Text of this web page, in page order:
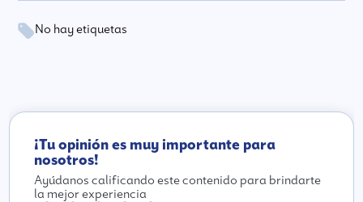
No hay etiquetas
¡Tu opinión es muy importante para
nosotros!
Ayúdanos calificando este contenido para brindarte
la mejor experiencia